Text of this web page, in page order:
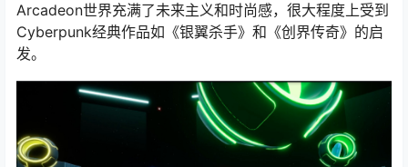
Arcadeon世界充满了未来主义和时尚感，很大程度上受到
Cyberpunk经典作品如《银翼杀手》和《创界传奇》的启
发。